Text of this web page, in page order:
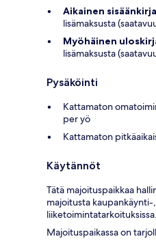
Aikainen
lisämaksusta
Myöhäinen
lisämaksusta
Pysäköinti
Kattamaton
per yö
Kattamaton
Käytännöt
Tätä majoituspaikkaa
majoitusta
liiketoimintatarkoituksissa.
Majoituspaikassa on